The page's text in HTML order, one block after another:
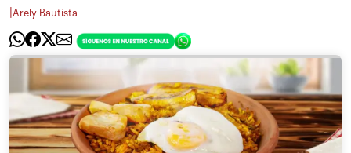
Arely Bautista